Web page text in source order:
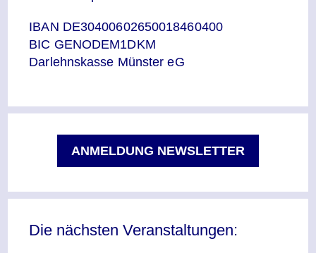
IBAN DE30400602650018460400
BIC GENODEM1DKM
Darlehnskasse Münster eG
ANMELDUNG NEWSLETTER
Die nächsten Veranstaltungen: